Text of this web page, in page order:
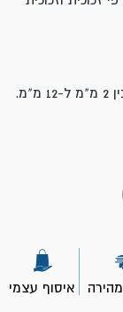
איסוף עצמי